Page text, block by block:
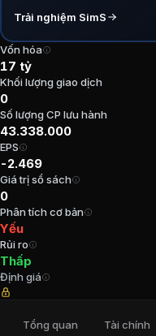
P/B: 0
ROE:
Tỷ suất cổ tức:
Ban lãnh đạo
Kế toán trưởng
Trưởng Ban kiểm
Thành viên Ban
Cổ đông lớn
Lê Văn Lợi
13,06%
Trải nghiệm SimS
Vốn hóa
17 tỷ
Khối lượng giao dịch
0
Số lượng CP lưu hành
43.338.000
EPS
-2.469
Giá trị sổ sách
0
Phân tích cơ bản
Yếu
Rủi ro
Thấp
Định giá
Tổng quan Tài chính